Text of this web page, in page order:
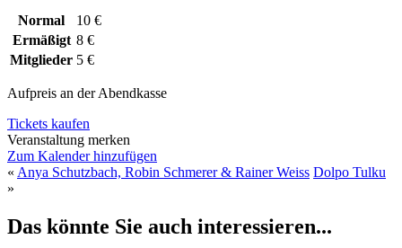
Normal
10 €
Ermäßigt 8 €
Mitglieder 5 €
Aufpreis an der Abendkasse
Tickets kaufen
Veranstaltung merken
Zum Kalender hinzufügen
« Anya Schutzbach, Robin Schmerer & Rainer Weiss Dolpo Tulku
»
Das könnte Sie auch interessieren...